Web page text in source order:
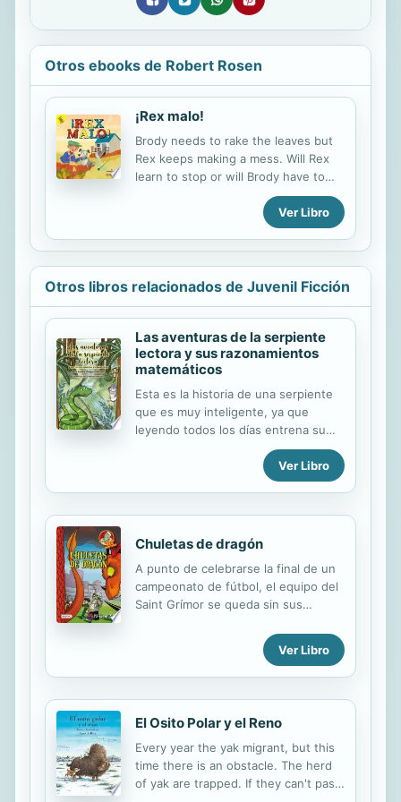
Otros ebooks de Robert Rosen
¡Rex malo!
Brody needs to rake the leaves but
Rex keeps making a mess. Will Rex
learn to stop or will Brody have to
Ver Libro
Otros libros relacionados de Juvenil Ficción
Las aventuras de la serpiente
lectora y sus razonamientos
matemáticos
Esta es la historia de una serpiente
que es muy inteligente, ya que
leyendo todos los días entrena su
mente. Vive muchas aventuras con
sus amigos de la selva y con su
inseparable amiga Rosella, la
consigue resolver los acertijos que la
selva esconde. A medida que vayan
resolviendo estos enigmas, irán
viviendo emocionantes aventuras en
su camino hacia la Roca de las
Proyecciones, donde les esperan
del comienzo del verano. Hormigas,
conejos, panteras, jirafas, elefantes
y hasta monos locos, entre otros,
acompañan a nuestras...
Ver Libro
Chuletas de dragón
A punto de celebrarse la final de un
campeonato de fútbol, el equipo del
Saint Grímor se queda sin sus
el Chef Zombi se convierta en el
nuevo entrenador y sus amigos en
goleadores infalibles. Pero ninguno
gigantesco es liberado en medio del
partido. ¿Podrán detenerlo antes de
que destruya la ciudad?
Ver Libro
El Osito Polar y el Reno
Every year the yak migrant, but this
time there is an obstacle. The herd
of yak are trapped. If they can't pass